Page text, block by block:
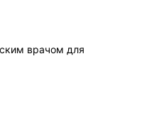
врачом для